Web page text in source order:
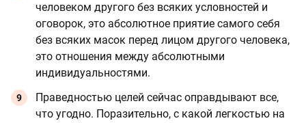
человеком другого без всяких условностей и
оговорок, это абсолютное приятие самого себя
без всяких масок перед лицом другого человека,
это отношения между абсолютными
индивидуальностями.
Праведностью целей сейчас оправдывают все,
что угодно. Поразительно, с какой легкостью на